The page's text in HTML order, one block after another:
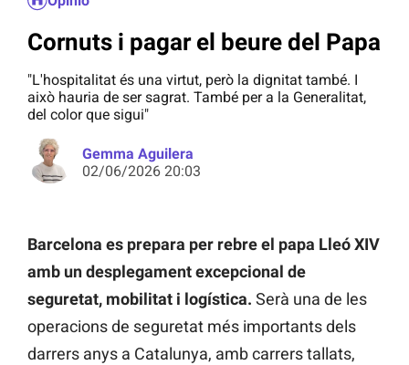
Cornuts i pagar el beure del Papa
"L'hospitalitat és una virtut, però la dignitat també. I
això hauria de ser sagrat. També per a la Generalitat,
del color que sigui"
Gemma Aguilera
02/06/2026 20:03
Barcelona es prepara per rebre el papa Lleó XIV
amb un desplegament excepcional de
seguretat, mobilitat i logística. Serà una de les
operacions de seguretat més importants dels
darrers anys a Catalunya, amb carrers tallats,